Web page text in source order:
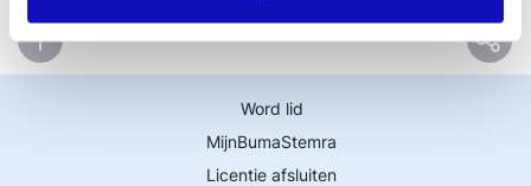
Word lid
MijnBumaStemra
Licentie afsluiten